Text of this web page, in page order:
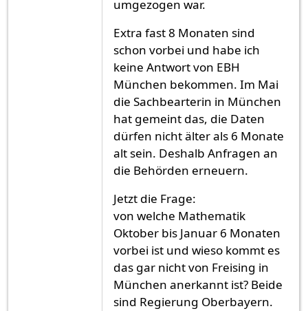
umgezogen war.
Extra fast 8 Monaten sind
schon vorbei und habe ich
keine Antwort von EBH
München bekommen. Im Mai
die Sachbearterin in München
hat gemeint das, die Daten
dürfen nicht älter als 6 Monate
alt sein. Deshalb Anfragen an
die Behörden erneuern.
Jetzt die Frage:
von welche Mathematik
Oktober bis Januar 6 Monaten
vorbei ist und wieso kommt es
das gar nicht von Freising in
München anerkannt ist? Beide
sind Regierung Oberbayern.